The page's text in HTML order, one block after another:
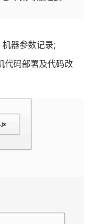
器参数记录;
代码部署及代码改